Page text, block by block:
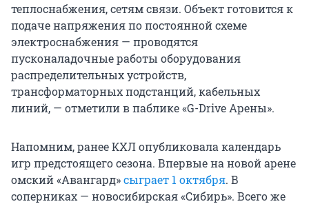
теплоснабжения, сетям связи. Объект готовится к
подаче напряжения по постоянной схеме
электроснабжения — проводятся
пусконаладочные работы оборудования
распределительных устройств,
трансформаторных подстанций, кабельных
линий, — отметили в паблике «G-Drive Арены».
Напомним, ранее КХЛ опубликовала календарь
игр предстоящего сезона. Впервые на новой арене
омский «Авангард»сыграет 1 октября. В
соперниках — новосибирская «Сибирь». Всего же